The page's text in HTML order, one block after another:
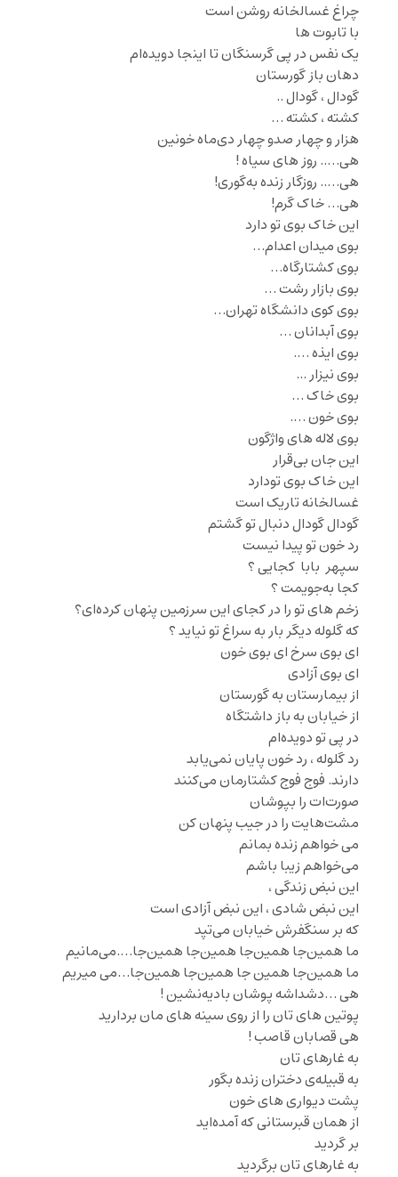
چراغ غسالخانه روشن است
با تابوت ها
یک نفس در پی گرسنگان تا اینجا دویده‌ام
دهان باز گورستان
گود‌ال ، گودال ..
کشته ، کشته …
هزار و چهار صدو چهار دی‌ماه خونین
هی….. روز های سیاه !
هی….. روزگار زنده به‌گوری!
هی… خاک گرم!
این خاک بوی تو دارد
بوی میدان اعدام…
بوی کشتارگاه…
بوی بازار رشت …
بوی کوی دانشگاه تهران…
بوی آبدانان …
بوی ایذه ….
بوی نیزار .‌‌..
بوی خاک …
بوی خون ….
بوی لاله های واژگون
این جان بی‌قرار
این خاک بوی تودارد
غسالخانه تاریک است
گودال گودال دنبال تو گشتم
رد خون تو پیدا نیست
سپهر بابا کجایی ؟
کجا به‌جویمت ؟
زخم های تو را در کجای این سرزمین‌ پنهان کرده‌ای؟
که گلوله دیگر بار به سراغ‌ تو نیاید ؟‌
ای بوی سرخ ای بوی خون
ای بوی آزادی
از بیمارستان به گورستان
از خیابان به باز داشتگاه
در پی تو دویده‌ام
رد گلوله ، رد خون پایان نمی‌یابد
دارند. فوج فوج کشتارمان می‌کنند
صورت‌ات را بپوشان
مشت‌هایت را در جیب پنهان کن
می خواهم زنده بمانم
می‌خواهم زیبا باشم
این نبض زندگی ،
این نبض شادی ، این نبض آزادی است
که بر سنگفرش خیابان می‌تپد
ما همین‌جا همین‌جا همین‌جا همین‌جا….می‌مانیم
ما همین‌جا همین جا همین‌جا همین‌جا…می میریم
هی …دشداشه پوشان بادیه‌نشین !
پوتین‌ های تان را از روی سینه‌ های مان بردارید
هی قصابان قاصب !
به غارهای تان
به قبیله‌ی دختران زنده بگور
پشت دیواری های خون
از همان قبرستانی که آمده‌اید
بر گردید
به غارهای تان برگردید